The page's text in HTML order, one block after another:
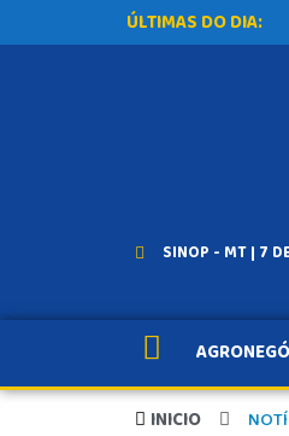
ÚLTIMAS DO DIA:
SINOP - MT | 7
INICIO